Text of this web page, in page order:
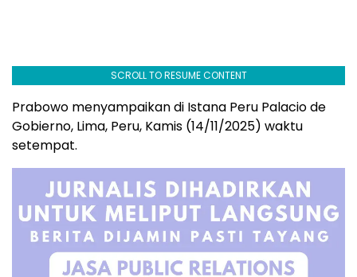
SCROLL TO RESUME CONTENT
Prabowo menyampaikan di Istana Peru Palacio de
Gobierno, Lima, Peru, Kamis (14/11/2025) waktu
setempat.